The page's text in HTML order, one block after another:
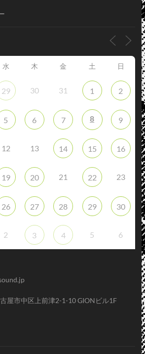
水 木 金 土 日
29 30 31 1 2
5 6 7 8 9
12 13 14 15 16
19 20 21 22 23
26 27 28 29 30
2 3 4 5 6
屋市中区上前津2-1-10 GIONビル1F